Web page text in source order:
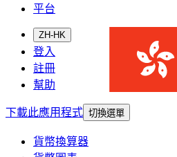
平台
ZH-HK
登入
註冊
幫助
下載此應用程式 切換選單
貨幣換算器